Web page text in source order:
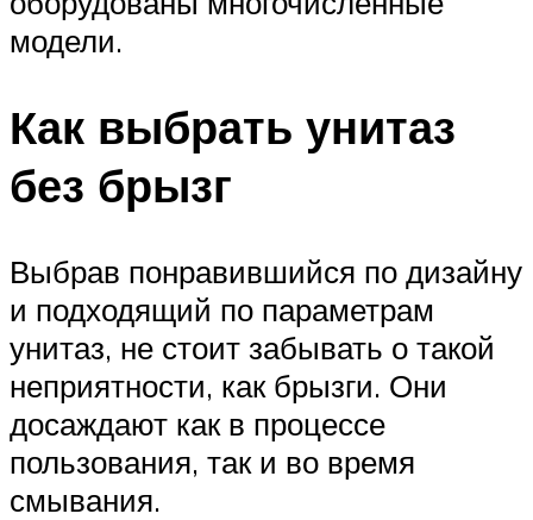
модели.
Как выбрать унитаз
без брызг
Выбрав понравившийся по дизайну
и подходящий по параметрам
унитаз, не стоит забывать о такой
неприятности, как брызги. Они
досаждают как в процессе
пользования, так и во время
смывания.